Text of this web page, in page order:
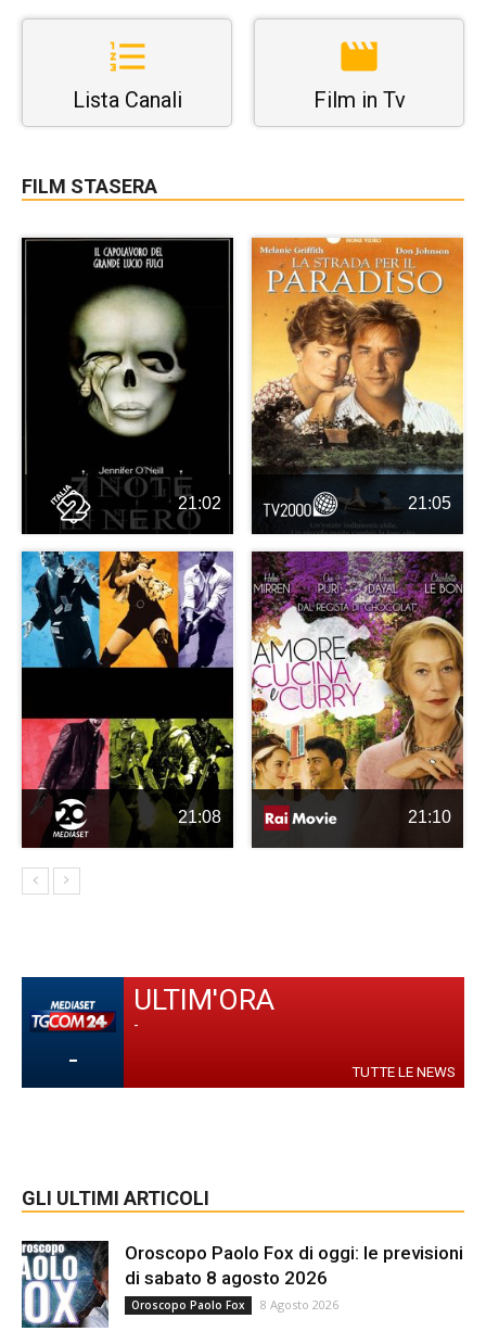
Lista Canali Film in Tv
FILM STASERA
21:02 21:05
21:08 21:10
-
ULTIM'ORA
-
TUTTE LE NEWS
GLI ULTIMI ARTICOLI
Oroscopo Paolo Fox di oggi: le previsioni
di sabato 8 agosto 2026
Oroscopo Paolo Fox 8 Agosto 2026